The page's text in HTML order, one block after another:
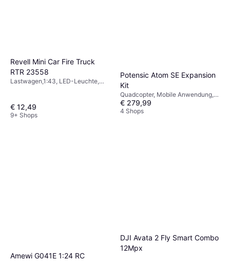
Revell Mini Car Fire Truck
RTR 23558
Lastwagen,1:43, LED-Leuchte,
€ 12,49
9+ Shops
Potensic Atom SE Expansion
Kit
Quadcopter, Mobile Anwendung,
Kamera, GPS, WLAN
€ 279,99
4 Shops
Amewi G041E 1:24 RC
DJI Avata 2 Fly Smart Combo
12Mpx